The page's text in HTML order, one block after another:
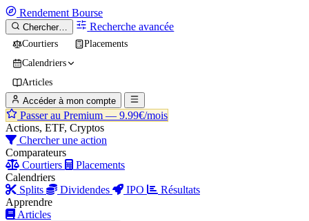
Rendement Bourse
Chercher… Recherche avancée
Courtiers
Placements
Calendriers
Articles
Accéder à mon compte
Passer au Premium — 9.99€/mois
Actions, ETF, Cryptos
Chercher une action
Comparateurs
Courtiers
Placements
Calendriers
Splits
Dividendes IPO
Résultats
Apprendre
Articles